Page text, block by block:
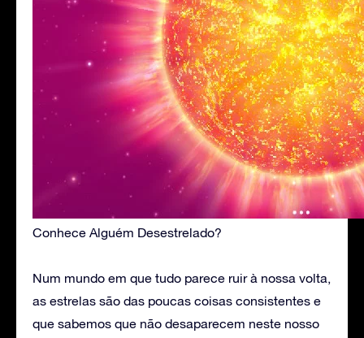
Conhece Alguém Desestrelado?
Num mundo em que tudo parece ruir à nossa volta,
as estrelas são das poucas coisas consistentes e
que sabemos que não desaparecem neste nosso